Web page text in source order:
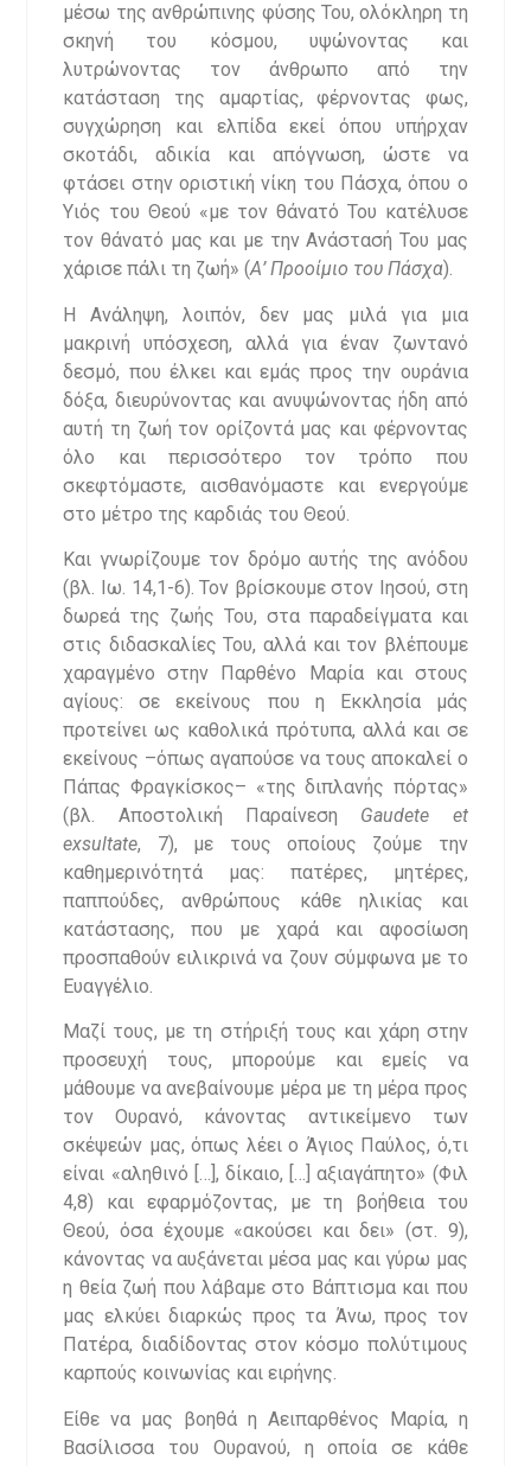
μέσω της ανθρώπινης φύσης Του, ολόκληρη τη
σκηνή του κόσμου, υψώνοντας και
λυτρώνοντας τον άνθρωπο από την
κατάσταση της αμαρτίας, φέρνοντας φως,
συγχώρηση και ελπίδα εκεί όπου υπήρχαν
σκοτάδι, αδικία και απόγνωση, ώστε να
φτάσει στην οριστική νίκη του Πάσχα, όπου ο
Υιός του Θεού «με τον θάνατό Του κατέλυσε
τον θάνατό μας και με την Ανάστασή Του μας
χάρισε πάλι τη ζωή» (Α’ Προοίμιο του Πάσχα).
Η Ανάληψη, λοιπόν, δεν μας μιλά για μια
μακρινή υπόσχεση, αλλά για έναν ζωντανό
δεσμό, που έλκει και εμάς προς την ουράνια
δόξα, διευρύνοντας και ανυψώνοντας ήδη από
αυτή τη ζωή τον ορίζοντά μας και φέρνοντας
όλο και περισσότερο τον τρόπο που
σκεφτόμαστε, αισθανόμαστε και ενεργούμε
στο μέτρο της καρδιάς του Θεού.
Και γνωρίζουμε τον δρόμο αυτής της ανόδου
(βλ. Ιω. 14,1-6). Τον βρίσκουμε στον Ιησού, στη
δωρεά της ζωής Του, στα παραδείγματα και
στις διδασκαλίες Του, αλλά και τον βλέπουμε
χαραγμένο στην Παρθένο Μαρία και στους
αγίους: σε εκείνους που η Εκκλησία μάς
προτείνει ως καθολικά πρότυπα, αλλά και σε
εκείνους –όπως αγαπούσε να τους αποκαλεί ο
Πάπας Φραγκίσκος– «της διπλανής πόρτας»
(βλ. Αποστολική Παραίνεση Gaudete et
exsultate, 7), με τους οποίους ζούμε την
καθημερινότητά μας: πατέρες, μητέρες,
παππούδες, ανθρώπους κάθε ηλικίας και
κατάστασης, που με χαρά και αφοσίωση
προσπαθούν ειλικρινά να ζουν σύμφωνα με το
Ευαγγέλιο.
Μαζί τους, με τη στήριξή τους και χάρη στην
προσευχή τους, μπορούμε και εμείς να
μάθουμε να ανεβαίνουμε μέρα με τη μέρα προς
τον Ουρανό, κάνοντας αντικείμενο των
σκέψεών μας, όπως λέει ο Άγιος Παύλος, ό,τι
είναι «αληθινό […], δίκαιο, […] αξιαγάπητο» (Φιλ
4,8) και εφαρμόζοντας, με τη βοήθεια του
Θεού, όσα έχουμε «ακούσει και δει» (στ. 9),
κάνοντας να αυξάνεται μέσα μας και γύρω μας
η θεία ζωή που λάβαμε στο Βάπτισμα και που
μας ελκύει διαρκώς προς τα Άνω, προς τον
Πατέρα, διαδίδοντας στον κόσμο πολύτιμους
καρπούς κοινωνίας και ειρήνης.
Είθε να μας βοηθά η Αειπαρθένος Μαρία, η
Βασίλισσα του Ουρανού, η οποία σε κάθε